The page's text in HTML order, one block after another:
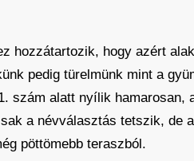
hozzátartozik, hogy azért
pedig türelmünk mint a
szám alatt nyílik
a névválasztás tetszik, de
pöttömebb teraszból.